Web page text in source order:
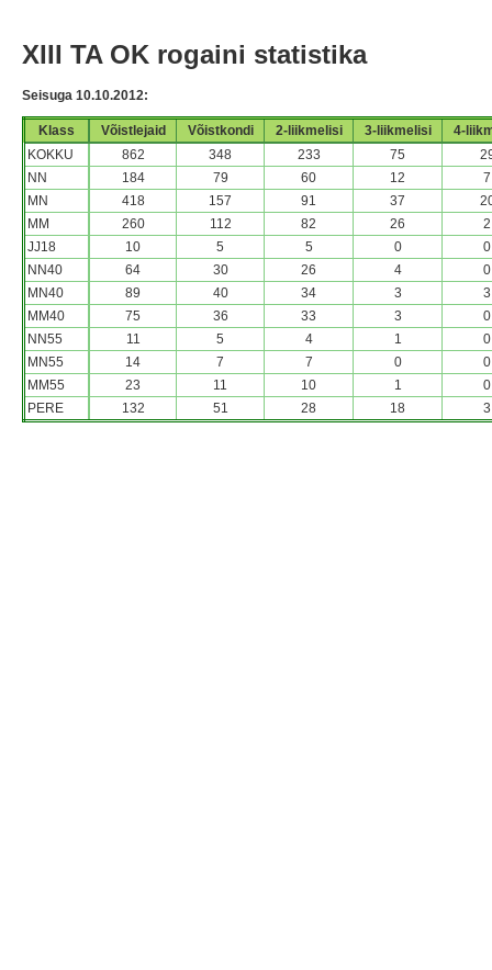
XIII TA OK rogaini statistika
Seisuga 10.10.2012:
Klass Võistlejaid Võistkondi 2-liikmelisi 3-liikmelisi
4-
KOKKU
862 348 233 75
NN
184 79 60 12
7
MN
418 157 91 37
MM
260 112 82 26
2
JJ18
10 5 5 0
0
NN40
64 30 26 4
0
MN40
89 40 34 3
3
MM40
75 36 33 3
0
NN55
11 5 4 1
0
MN55
14 7 7 0
0
MM55
23 11 10 1
0
PERE
132 51 28 18 3